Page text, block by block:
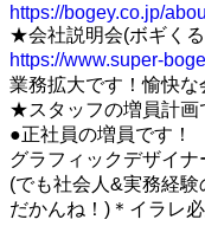
https://bogey.co.jp/
★会社説明会(ボギく
https://www.super-
業務拡大です！愉快な
★スタッフの増員計画
●正社員の増員です！
グラフィックデザイナ
(でも社会人&実務経
だかんね！)＊イラレ